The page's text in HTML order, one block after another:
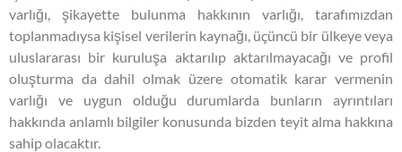
varlığı, şikayette bulunma hakkının varlığı, tarafımızdan
toplanmadıysa kişisel verilerin kaynağı, üçüncü bir ülkeye veya
uluslararası bir kuruluşa aktarılıp aktarılmayacağı ve profil
oluşturma da dahil olmak üzere otomatik karar vermenin
varlığı ve uygun olduğu durumlarda bunların ayrıntıları
hakkında anlamlı bilgiler konusunda bizden teyit alma hakkına
sahip olacaktır.